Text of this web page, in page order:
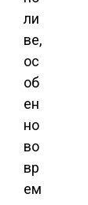
ли
ве,
ос
об
ен
но
во
вр
ем